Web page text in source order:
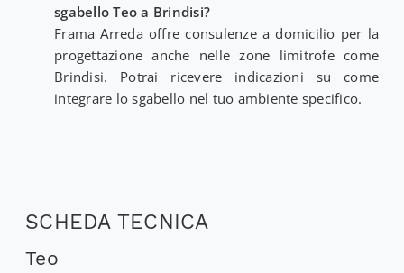
sgabello Teo a Brindisi?
Frama Arreda offre consulenze a domicilio per la
progettazione anche nelle zone limitrofe come
Brindisi. Potrai ricevere indicazioni su come
integrare lo sgabello nel tuo ambiente specifico.
SCHEDA TECNICA
Teo